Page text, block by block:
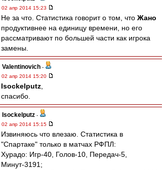
02 апр 2014 15:23
Не за что. Статистика говорит о том, что Жано
продуктивнее на единицу времени, но его
рассматривают по большей части как игрока
замены.
Valentinovich -
02 апр 2014 15:20
Isockelputz
спасибо.
Isockelputz -
02 апр 2014 15:15
Извиняюсь что влезаю. Статистика в
"Спартаке" только в матчах РФПЛ:
Хурадо: Игр-40, Голов-10, Передач-5,
Минут-3191;